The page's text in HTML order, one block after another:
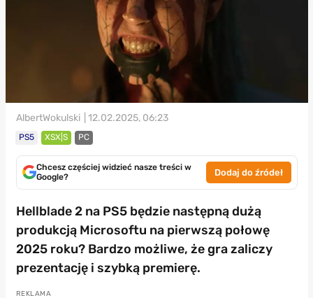
AlbertWokulski | 12.02.2025, 06:23
PS5 XSX|S PC
Chcesz częściej widzieć nasze treści w
Google?
Dodaj do źródeł
Hellblade 2 na PS5 będzie następną dużą
produkcją Microsoftu na pierwszą połowę
2025 roku? Bardzo możliwe, że gra zaliczy
prezentację i szybką premierę.